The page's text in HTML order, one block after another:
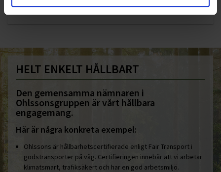
info@ohlssons.se
HELT ENKELT HÅLLBART
Den gemensamma nämnaren i
Ohlssonsgruppen är vårt hållbara
engagemang.
Här är några konkreta exempel:
Ohlssons är hållbarhetscertifierade enligt Fair Transport i
godstransporter på väg. Certifieringen innebär att vi arbetar
klimatsmart, trafiksäkert och har en god arbetsmiljö.